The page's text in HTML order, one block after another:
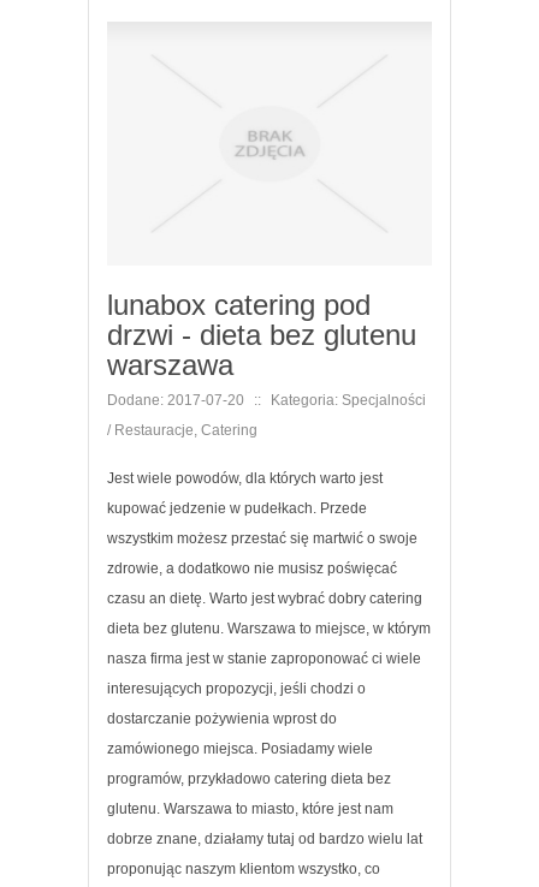
lunabox catering pod
drzwi - dieta bez glutenu
warszawa
Dodane: 2017-07-20 ::
Kategoria: Specjalności
/ Restauracje, Catering
Jest wiele powodów, dla których warto jest
kupować jedzenie w pudełkach. Przede
wszystkim możesz przestać się martwić o swoje
zdrowie, a dodatkowo nie musisz poświęcać
czasu an dietę. Warto jest wybrać dobry catering
dieta bez glutenu. Warszawa to miejsce, w którym
nasza firma jest w stanie zaproponować ci wiele
interesujących propozycji, jeśli chodzi o
dostarczanie pożywienia wprost do
zamówionego miejsca. Posiadamy wiele
programów, przykładowo catering dieta bez
glutenu. Warszawa to miasto, które jest nam
dobrze znane, działamy tutaj od bardzo wielu lat
proponując naszym klientom wszystko, co